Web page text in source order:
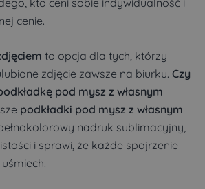
cenie.
to opcja dla tych, którzy
zdjęcie zawsze na biurku. Czy
pod mysz z własnym
podkładki pod mysz z własnym
nadruk sublimacyjny,
i sprawi, że każde spojrzenie